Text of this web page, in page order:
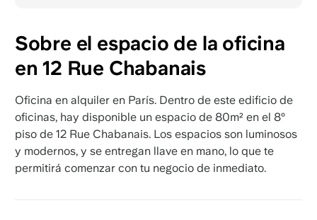
Sobre el espacio de la oficina
en 12 Rue Chabanais
Oficina en alquiler en París. Dentro de este edificio de
oficinas, hay disponible un espacio de 80m² en el 8º
piso de 12 Rue Chabanais. Los espacios son luminosos
y modernos, y se entregan llave en mano, lo que te
permitirá comenzar con tu negocio de inmediato.